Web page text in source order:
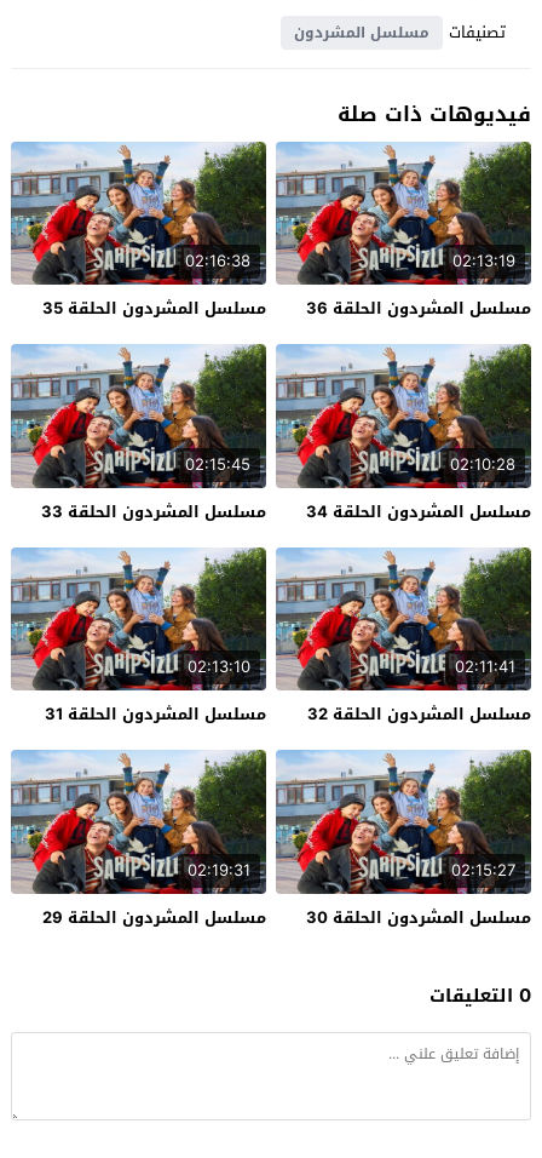
تصنيفات
مسلسل المشردون
فيديوهات ذات صلة
02:13:19
مسلسل المشردون الحلقة 36
02:16:38
مسلسل المشردون الحلقة 35
02:10:28
مسلسل المشردون الحلقة 34
02:15:45
مسلسل المشردون الحلقة 33
02:11:41
مسلسل المشردون الحلقة 32
02:13:10
مسلسل المشردون الحلقة 31
02:15:27
مسلسل المشردون الحلقة 30
02:19:31
مسلسل المشردون الحلقة 29
0 التعليقات